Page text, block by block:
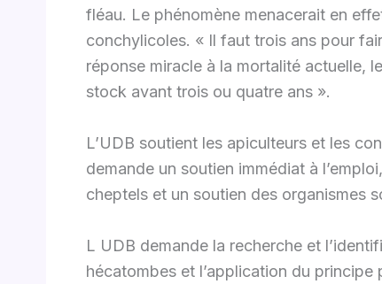
fléau. Le phénomène menacerait en
conchylicoles. « Il faut trois ans pour
réponse miracle à la mortalité actuelle,
stock avant trois ou quatre ans ».
L’UDB soutient les apiculteurs et les
demande un soutien immédiat à
cheptels et un soutien des organismes
L UDB demande la recherche et
hécatombes et l’application du